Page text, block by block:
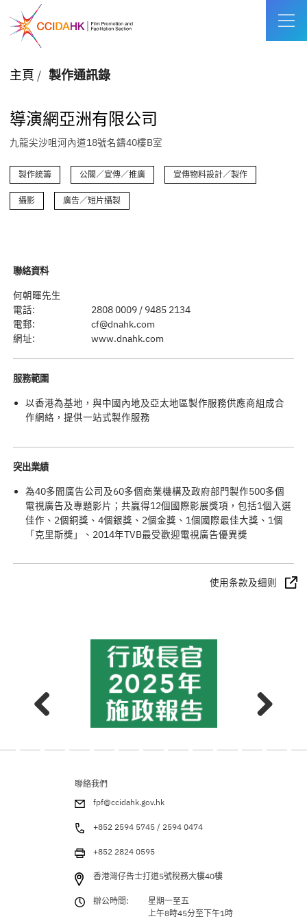
主頁 / 製作通訊錄
導演網亞洲有限公司
九龍尖沙咀河內道18號名鑄40樓B室
製作統籌 公關／宣傳／推廣 宣傳物料設計／製作
攝影 廣告／短片攝製
聯絡資料
何朝暉先生
電話:
2808 0009 / 9485 2134
電郵:
cf@dnahk.com
網址:
www.dnahk.com
服務範圍
以香港為基地，與中國內地及亞太地區製作服務供應商組成合
作網絡，提供一站式製作服務
突出業績
為40多間廣告公司及60多個商業機構及政府部門製作500多個
電視廣告及專題影片；共贏得12個國際影展獎項，包括1個入選
佳作、2個銅獎、4個銀獎、2個金獎、1個國際最佳大獎、1個
「克里斯獎」、2014年TVB最受歡迎電視廣告優異獎
使用条款及细则
聯絡我們
fpf@ccidahk.gov.hk
+852 2594 5745 / 2594 0474
+852 2824 0595
香港灣仔告士打道5號稅務大樓40樓
辦公時間:
星期一至五
上午8時45分至下午1時